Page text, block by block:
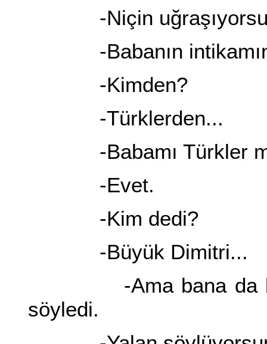
-Niçin
-Babanın
-Kimden?
-Türklerden...
-Babamı Türkler mi
-Evet.
-Kim dedi?
-Büyük Dimitri...
-Ama bana da
söyledi.